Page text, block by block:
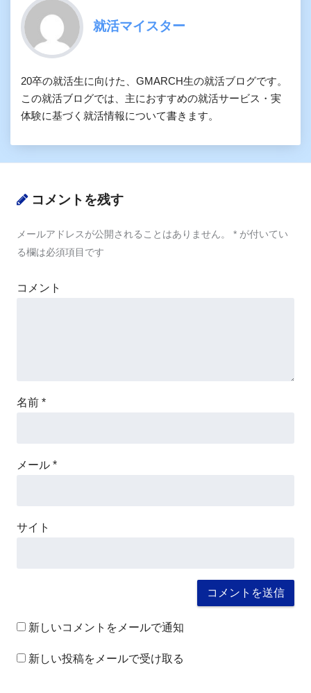
就活マイスター
20卒の就活生に向けた、GMARCH生の就活ブログです。
この就活ブログでは、主におすすめの就活サービス・実
体験に基づく就活情報について書きます。
コメントを残す
メールアドレスが公開されることはありません。 * が付いてい
る欄は必須項目です
コメント
名前 *
メール *
サイト
新しいコメントをメールで通知
新しい投稿をメールで受け取る